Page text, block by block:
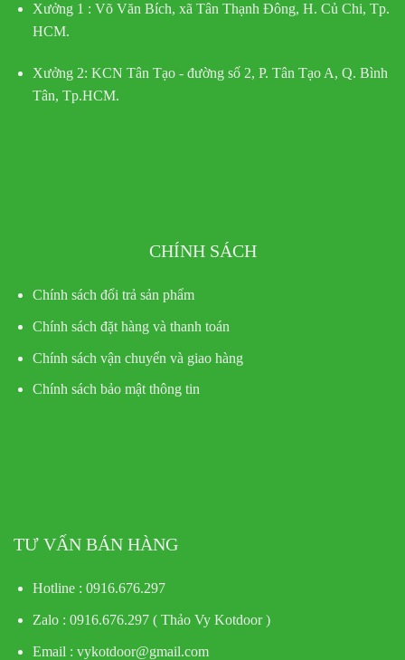
Xưởng 1 : Võ Văn Bích, xã Tân Thạnh Đông, H. Củ Chi, Tp.
HCM.
Xưởng 2: KCN Tân Tạo - đường số 2, P. Tân Tạo A, Q. Bình
Tân, Tp.HCM.
CHÍNH SÁCH
Chính sách đổi trả sản phẩm
Chính sách đặt hàng và thanh toán
Chính sách vận chuyển và giao hàng
Chính sách bảo mật thông tin
TƯ VẤN BÁN HÀNG
Hotline : 0916.676.297
Zalo : 0916.676.297 ( Thảo Vy Kotdoor )
Email : vykotdoor@gmail.com